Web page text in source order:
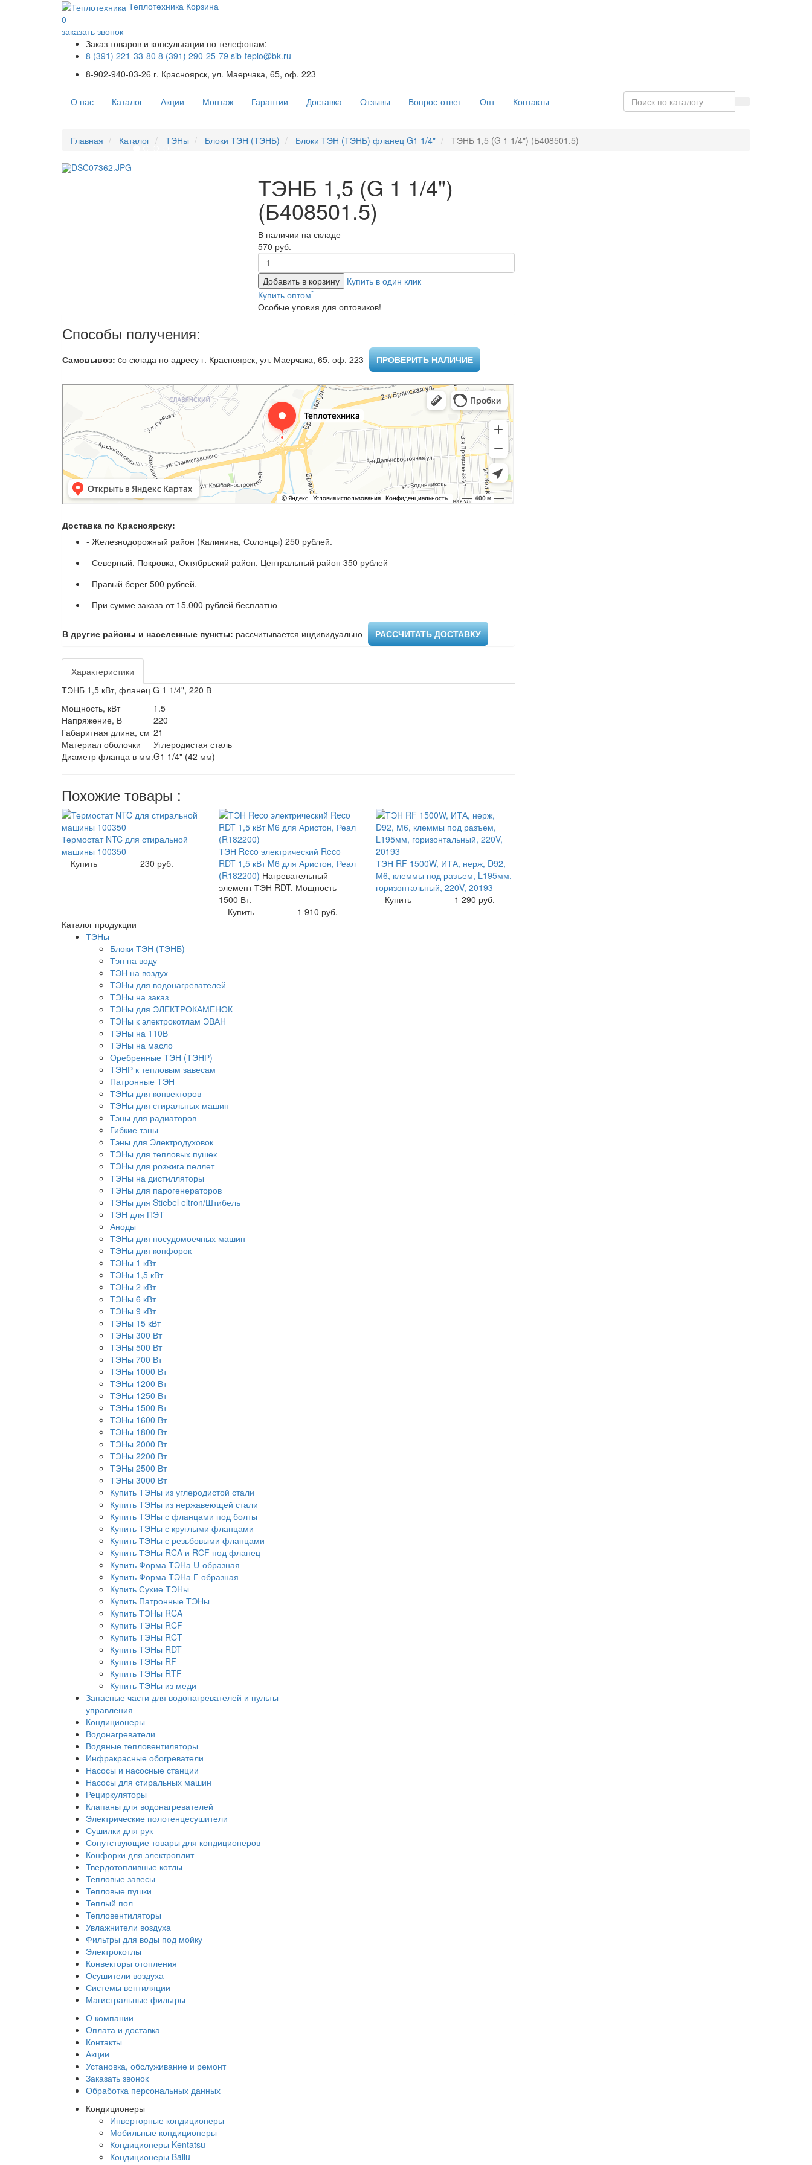
Теплотехника Корзина
0
заказать звонок
Заказ товаров и консультации по телефонам:
8 (391) 221-33-80 8 (391) 290-25-79 sib-teplo@bk.ru
8-902-940-03-26 г. Красноярск, ул. Маерчака, 65, оф. 223
О нас Каталог Акции Монтаж Гарантии Доставка Отзывы Вопрос-ответ Опт Контакты
Главная Каталог ТЭНы Блоки ТЭН (ТЭНБ) Блоки ТЭН (ТЭНБ) фланец G1 1/4" ТЭНБ 1,5 (G 1 1/4") (Б408501.5)
ТЭНБ 1,5 (G 1 1/4")
(Б408501.5)
В наличии на складе
570 руб.
Добавить в корзину
Купить в один клик
Купить оптом*
Особые уловия для оптовиков!
Способы получения:
Самовывоз: cо склада по адресу г. Красноярск, ул. Маерчака, 65, оф. 223 ​ ПРОВЕРИТЬ НАЛИЧИЕ
Доставка по Красноярску:
- Железнодорожный район (Калинина, Солонцы) 250 рублей.
- Северный, Покровка, Октябрьский район, Центральный район 350 рублей
- Правый берег 500 рублей.
- При сумме заказа от 15.000 рублей бесплатно
В другие районы и населенные пункты: рассчитывается индивидуально ​ РАССЧИТАТЬ ДОСТАВКУ
Характеристики
ТЭНБ 1,5 кВт, фланец G 1 1/4", 220 В
Мощность, кВт
1.5
Напряжение, В
220
Габаритная длина, см 21
Материал оболочки
Углеродистая сталь
Диаметр фланца в мм.G1 1/4" (42 мм)
Похожие товары :
Термостат NTC для стиральной
машины 100350
Купить
230 руб.
ТЭН Reco электрический Reco
RDT 1,5 кВт M6 для Аристон, Реал
(R182200) Нагревательный
элемент ТЭН RDT. Мощность
1500 Вт.
Купить
1 910 руб.
ТЭН RF 1500W, ИТА, нерж, D92,
М6, клеммы под разъем, L195мм,
горизонтальный, 220V, 20193
Купить
1 290 руб.
Каталог продукции
ТЭНы
Блоки ТЭН (ТЭНБ)
Тэн на воду
ТЭН на воздух
ТЭНы для водонагревателей
ТЭНы на заказ
ТЭНы для ЭЛЕКТРОКАМЕНОК
ТЭНы к электрокотлам ЭВАН
ТЭНы на 110В
ТЭНы на масло
Оребренные ТЭН (ТЭНР)
ТЭНР к тепловым завесам
Патронные ТЭН
ТЭНы для конвекторов
ТЭНы для стиральных машин
Тэны для радиаторов
Гибкие тэны
Тэны для Электродуховок
ТЭНы для тепловых пушек
ТЭНы для розжига пеллет
ТЭНы на дистилляторы
ТЭНы для парогенераторов
ТЭНы для Stiebel eltron/Штибель
ТЭН для ПЭТ
Аноды
ТЭНы для посудомоечных машин
ТЭНы для конфорок
ТЭНы 1 кВт
ТЭНы 1,5 кВт
ТЭНы 2 кВт
ТЭНы 6 кВт
ТЭНы 9 кВт
ТЭНы 15 кВт
ТЭНы 300 Вт
ТЭНы 500 Вт
ТЭНы 700 Вт
ТЭНы 1000 Вт
ТЭНы 1200 Вт
ТЭНы 1250 Вт
ТЭНы 1500 Вт
ТЭНы 1600 Вт
ТЭНы 1800 Вт
ТЭНы 2000 Вт
ТЭНы 2200 Вт
ТЭНы 2500 Вт
ТЭНы 3000 Вт
Купить ТЭНы из углеродистой стали
Купить ТЭНы из нержавеющей стали
Купить ТЭНы с фланцами под болты
Купить ТЭНы с круглыми фланцами
Купить ТЭНы с резьбовыми фланцами
Купить ТЭНы RCA и RCF под фланец
Купить Форма ТЭНа U-образная
Купить Форма ТЭНа Г-образная
Купить Сухие ТЭНы
Купить Патронные ТЭНы
Купить ТЭНы RCA
Купить ТЭНы RCF
Купить ТЭНы RCT
Купить ТЭНы RDT
Купить ТЭНы RF
Купить ТЭНы RTF
Купить ТЭНы из меди
Запасные части для водонагревателей и пульты
управления
Кондиционеры
Водонагреватели
Водяные тепловентиляторы
Инфракрасные обогреватели
Насосы и насосные станции
Насосы для стиральных машин
Рециркуляторы
Клапаны для водонагревателей
Электрические полотенцесушители
Сушилки для рук
Сопутствующие товары для кондиционеров
Конфорки для электроплит
Твердотопливные котлы
Тепловые завесы
Тепловые пушки
Теплый пол
Тепловентиляторы
Увлажнители воздуха
Фильтры для воды под мойку
Электрокотлы
Конвекторы отопления
Осушители воздуха
Системы вентиляции
Магистральные фильтры
О компании
Оплата и доставка
Контакты
Акции
Установка, обслуживание и ремонт
Заказать звонок
Обработка персональных данных
Кондиционеры
Инверторные кондиционеры
Мобильные кондиционеры
Кондиционеры Kentatsu
Кондиционеры Ballu